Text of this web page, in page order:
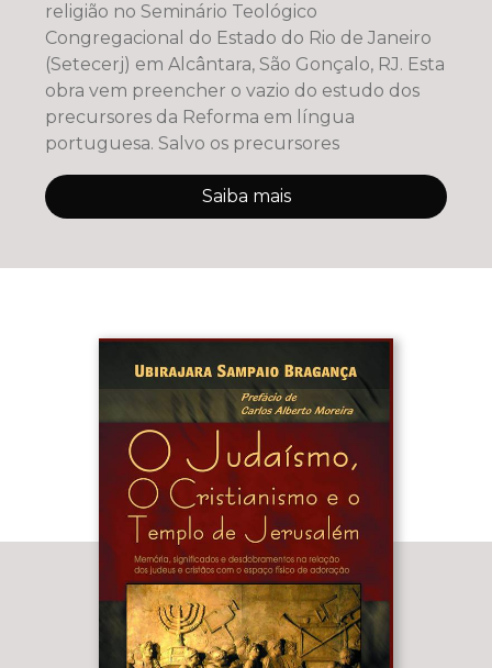
religião no Seminário Teológico
Congregacional do Estado do Rio de Janeiro
(Setecerj) em Alcântara, São Gonçalo, RJ. Esta
obra vem preencher o vazio do estudo dos
precursores da Reforma em língua
portuguesa. Salvo os precursores
Saiba mais